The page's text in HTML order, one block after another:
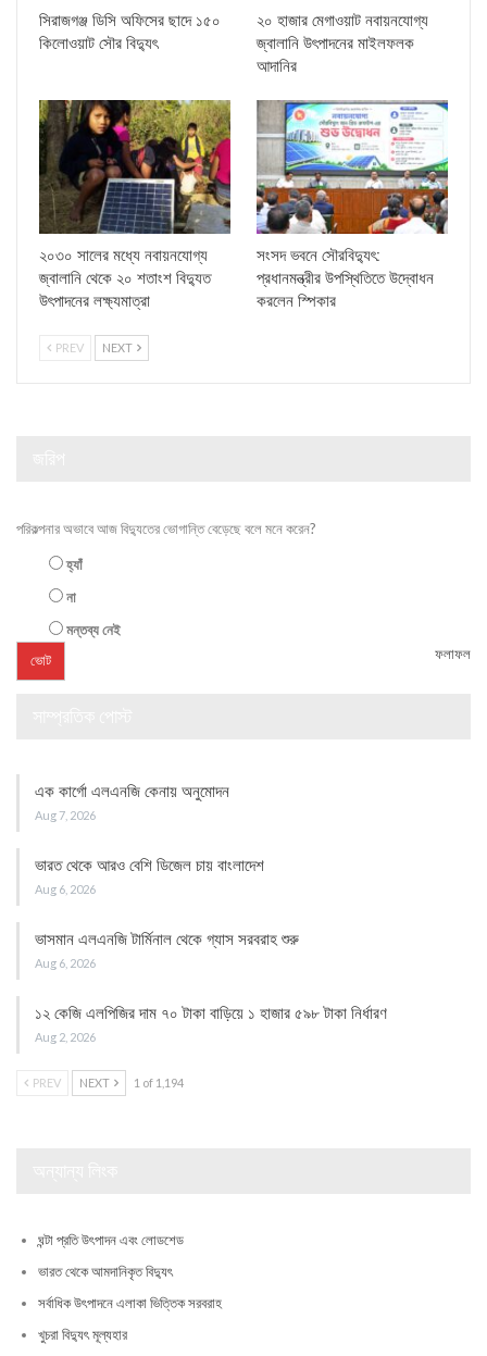
সিরাজগঞ্জ ডিসি অফিসের ছাদে ১৫০
কিলোওয়াট সৌর বিদ্যুৎ
২০ হাজার মেগাওয়াট নবায়নযোগ্য
জ্বালানি উৎপাদনের মাইলফলক
আদানির
২০৩০ সালের মধ্যে নবায়নযোগ্য
জ্বালানি থেকে ২০ শতাংশ বিদ্যুত
উৎপাদনের লক্ষ্যমাত্রা
সংসদ ভবনে সৌরবিদ্যুৎ:
প্রধানমন্ত্রীর উপস্থিতিতে উদ্বোধন
করলেন স্পিকার
PREV NEXT
পরিকল্পনার অভাবে আজ বিদ্যুতের ভোগান্তি বেড়েছে বলে মনে করেন?
হ্যাঁ
না
মন্তব্য নেই
ফলাফল
এক কার্গো এলএনজি কেনায় অনুমোদন
Aug 7, 2026
ভারত থেকে আরও বেশি ডিজেল চায় বাংলাদেশ
Aug 6, 2026
ভাসমান এলএনজি টার্মিনাল থেকে গ্যাস সরবরাহ শুরু
Aug 6, 2026
১২ কেজি এলপিজির দাম ৭০ টাকা বাড়িয়ে ১ হাজার ৫৯৮ টাকা নির্ধারণ
Aug 2, 2026
PREV NEXT 1 of 1,194
ঘন্টা প্রতি উৎপাদন এবং লোডশেড
ভারত থেকে আমদানিকৃত বিদ্যুৎ
সর্বাধিক উৎপাদনে এলাকা ভিত্তিক সরবরাহ
খুচরা বিদ্যুৎ মূল্যহার